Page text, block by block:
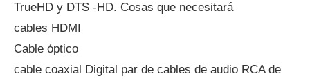
TrueHD y DTS -HD. Cosas que necesitará
cables HDMI
Cable óptico
cable coaxial Digital par de cables de audio RCA de